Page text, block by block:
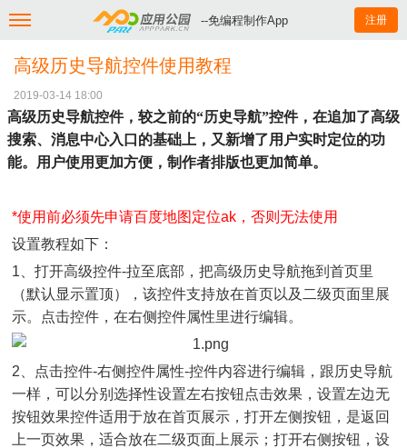
--免编程制作App 注册
高级历史导航控件使用教程
2019-03-14 18:00
高级历史导航控件，较之前的“历史导航”控件，在追加了高级
搜索、消息中心入口的基础上，又新增了用户实时定位的功
能。用户使用更加方便，制作者排版也更加简单。
*使用前必须先申请百度地图定位ak，否则无法使用
设置教程如下：
1、打开高级控件-拉至底部，把高级历史导航拖到首页里
（默认显示置顶），该控件支持放在首页以及二级页面里展
示。点击控件，在右侧控件属性里进行编辑。
2、点击控件-右侧控件属性-控件内容进行编辑，跟历史导航
一样，可以分别选择性设置左右按钮点击效果，设置左边无
按钮效果控件适用于放在首页展示，打开左侧按钮，是返回
上一页效果，适合放在二级页面上展示；打开右侧按钮，设